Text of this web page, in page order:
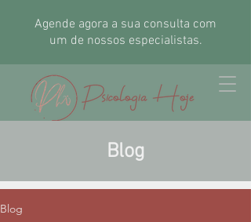
Agende agora a sua consulta com
um de nossos especialistas.
Blog
Blog